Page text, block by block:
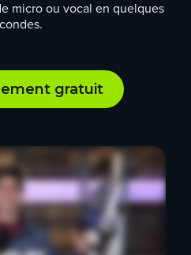
micro ou vocal en quelques
gratuit